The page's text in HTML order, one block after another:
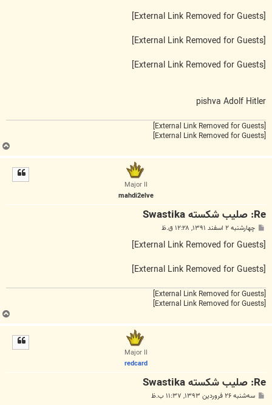
[External Link Removed for Guests]
[External Link Removed for Guests]
[External Link Removed for Guests]
pishva Adolf Hitler
[External Link Removed for Guests]
[External Link Removed for Guests]
Major II
mahdi2elve
Re: صلیب شکسته Swastika
س
ت
چهارشنبه ۲ اسفند ۱۳۹۱, ۱۲:۲۸ ق.ظ
[External Link Removed for Guests]
[External Link Removed for Guests]
[External Link Removed for Guests]
[External Link Removed for Guests]
Major II
redcard
Re: صلیب شکسته Swastika
سه‌شنبه ۲۶ فروردین ۱۳۹۳, ۱۱:۳۷ ب.ظ